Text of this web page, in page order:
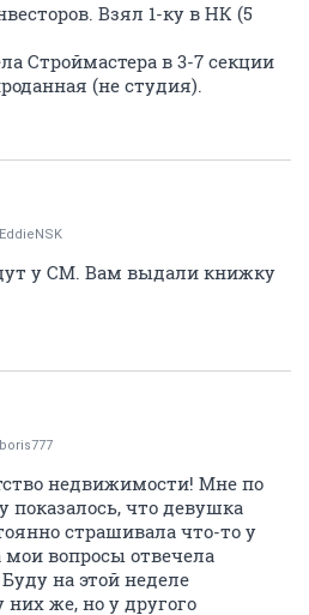
Взял 1-ку в НК (5
Строймастера в 3-7 секции
(не студия).
EddieNSK
у СМ. Вам выдали книжку
boris777
недвижимости! Мне по
показалось, что девушка
страшивала что-то у
вопросы отвечела
на этой неделе
них же, но у другого